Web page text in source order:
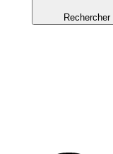
Rechercher